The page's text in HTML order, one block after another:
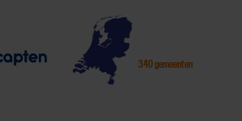
340 gemeenten